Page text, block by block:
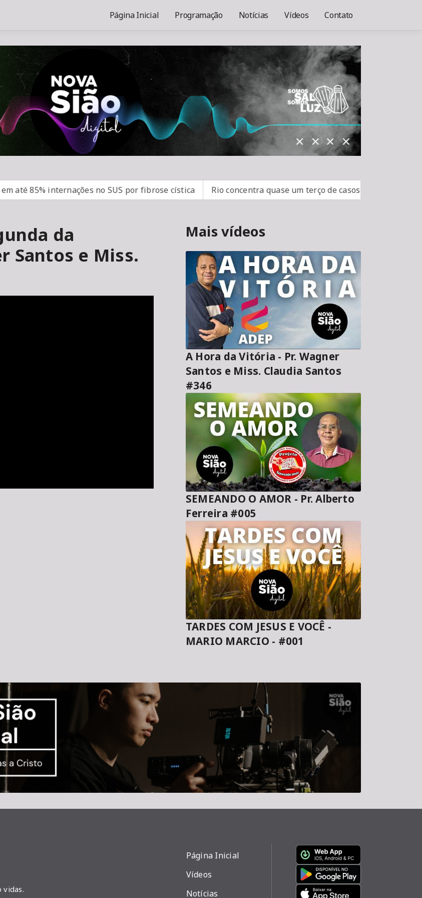
Página Inicial Programação Notícias Vídeos Contato
internações no SUS por fibrose cística Rio concentra quase um terço de casos de exercício ilegal da
da
Santos e Miss.
Mais vídeos
A Hora da Vitória - Pr. Wagner
Santos e Miss. Claudia Santos
#346
SEMEANDO O AMOR - Pr. Alberto
Ferreira #005
TARDES COM JESUS E VOCÊ -
MARIO MARCIO - #001
vidas.
Página Inicial
Vídeos
Notícias